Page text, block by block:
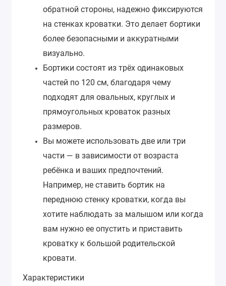
обратной стороны, надежно фиксируются
на стенках кроватки. Это делает бортики
более безопасными и аккуратными
визуально.
Бортики состоят из трёх одинаковых
частей по 120 см, благодаря чему
подходят для овальных, круглых и
прямоугольных кроваток разных
размеров.
Вы можете использовать две или три
части — в зависимости от возраста
ребёнка и ваших предпочтений.
Например, не ставить бортик на
переднюю стенку кроватки, когда вы
хотите наблюдать за малышом или когда
вам нужно ее опустить и приставить
кроватку к большой родительской
кровати.
Характеристики